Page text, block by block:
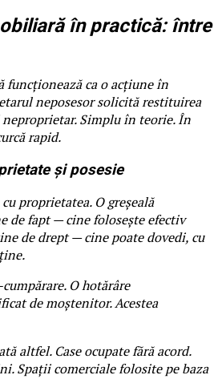
în practică: între
funcționează ca o acțiune în
neposesor solicită restituirea
Simplu în teorie. În
rapid.
și posesie
proprietatea. O greșeală
de fapt — cine folosește efectiv
de drept — cine poate dovedi, cu
O hotărâre
de moștenitor. Acestea
altfel. Case ocupate fără acord.
Spații comerciale folosite pe baza